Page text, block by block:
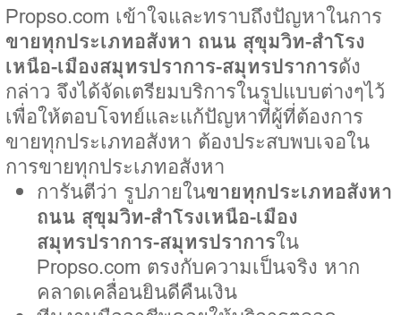
Propso.com เข้าใจและทราบถึงปัญหาในการ
ขายทุกประเภทอสังหา ถนน สุขุมวิท-สำโรง
เหนือ-เมืองสมุทรปราการ-สมุทรปราการดัง
กล่าว จึงได้จัดเตรียมบริการในรูปแบบต่างๆไว้
เพื่อให้ตอบโจทย์และแก้ปัญหาที่ผู้ที่ต้องการ
ขายทุกประเภทอสังหา ต้องประสบพบเจอใน
การขายทุกประเภทอสังหา
การันตีว่า รูปภายในขายทุกประเภทอสังหา
ถนน สุขุมวิท-สำโรงเหนือ-เมือง
สมุทรปราการ-สมุทรปราการใน
Propso.com ตรงกับความเป็นจริง หาก
คลาดเคลื่อนยินดีคืนเงิน